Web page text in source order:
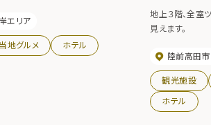
エリア
地グルメ ホテル
地上３階、全室ツインル
見えます。
陸前高田市
観光施設
ホテル